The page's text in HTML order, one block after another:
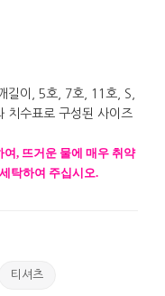
여 , 뜨거운 물에 매우 취약
세탁하여 주십시오.
티셔츠